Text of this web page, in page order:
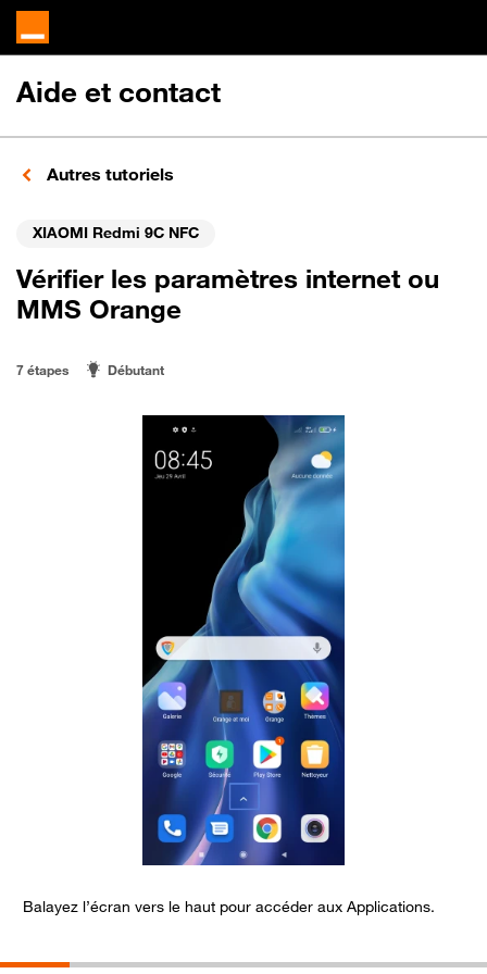
Aide et contact
Autres tutoriels
XIAOMI Redmi 9C NFC
Vérifier les paramètres internet ou
MMS Orange
7 étapes Débutant
Balayez l’écran vers le haut pour accéder aux Applications.